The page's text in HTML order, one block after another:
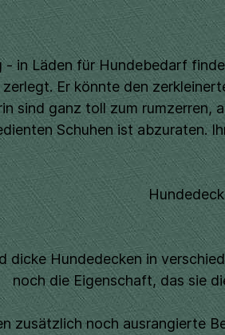
- in Läden für Hundebedarf
Er könnte den
sind ganz toll zum rumzerren,
Schuhen ist abzuraten.
dicke Hundedecken in
noch die Eigenschaft, das sie
zusätzlich noch ausrangierte